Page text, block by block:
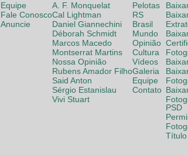
Equipe
Fale Conosco
Anuncie
A. F. Monquelat
Cal Lightman
Daniel Giannechini
Déborah Schmidt
Marcos Macedo
Montserrat Martins
Nossa Opinião
Rubens Amador Filho
Said Anton
Sérgio Estanislau
Vivi Stuart
Pelotas
RS
Brasil
Mundo
Opinião
Cultura
Vídeos
Galeria
Equipe
Contato
PSD